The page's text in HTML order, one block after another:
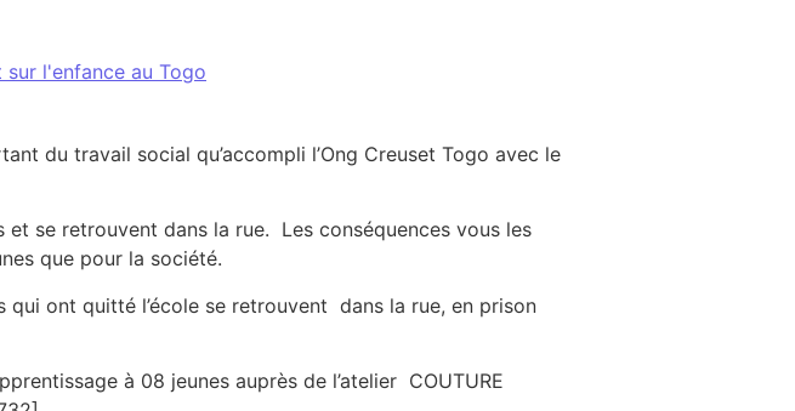
sur l'enfance au Togo
du travail social qu’accompli l’Ong Creuset Togo avec le
se retrouvent dans la rue. Les conséquences vous les
que pour la société.
ont quitté l’école se retrouvent dans la rue, en prison
à 08 jeunes auprès de l’atelier COUTURE